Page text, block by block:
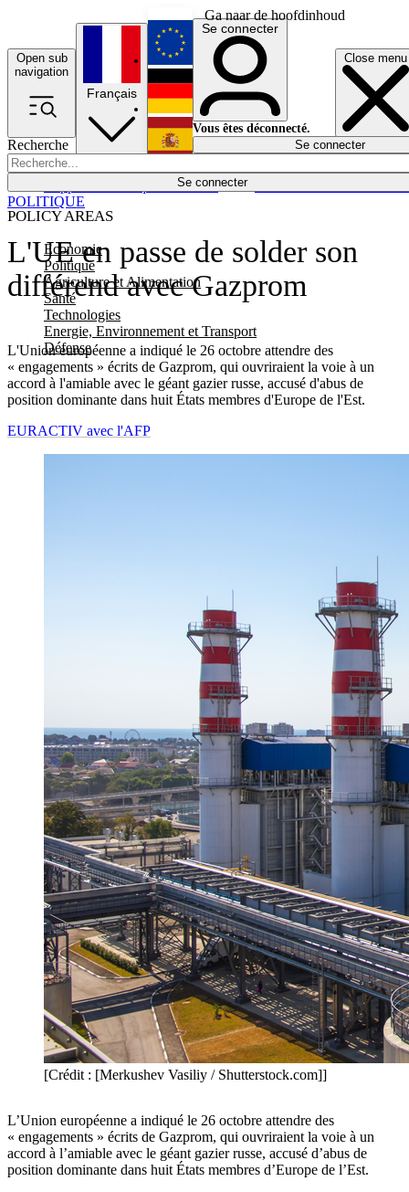
Ga naar de hoofdinhoud
Open sub
navigation
Close menu
Recherche
Se connecter
POLICY AREAS
Economie
Politique
Agriculture et Alimentation
Santé
Technologies
Energie, Environnement et Transport
Défense
Économie
Français
English
Deutsch
Español
Se connecter
Vous êtes déconnecté.
Se connecter
L'UE en passe de solder son
différend avec Gazprom
L'Union européenne a indiqué le 26 octobre attendre des
« engagements » écrits de Gazprom, qui ouvriraient la voie à un
accord à l'amiable avec le géant gazier russe, accusé d'abus de
position dominante dans huit États membres d'Europe de l'Est.
POLITIQUE
EURACTIV avec l'AFP
[Crédit : [Merkushev Vasiliy / Shutterstock.com]]
L’Union européenne a indiqué le 26 octobre attendre des
« engagements » écrits de Gazprom, qui ouvriraient la voie à un
accord à l’amiable avec le géant gazier russe, accusé d’abus de
position dominante dans huit États membres d’Europe de l’Est.